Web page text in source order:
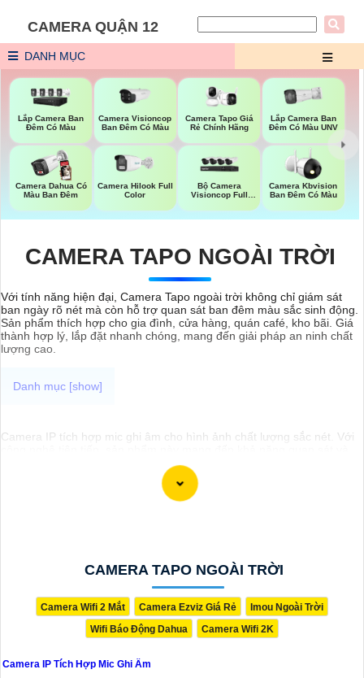
CAMERA QUẬN 12
DANH MỤC
Lắp Camera Ban
Đêm Có Màu
Camera Visioncop
Ban Đêm Có Màu
Camera Tapo Giá
Rẻ Chính Hãng
Lắp Camera Ban
Đêm Có Màu UNV
Camera Dahua Có
Màu Ban Đêm
Camera Hilook Full
Color
Bộ Camera
Visioncop Full
Camera Kbvision
Ban Đêm Có Màu
CAMERA TAPO NGOÀI TRỜI
Với tính năng hiện đại, Camera Tapo ngoài trời không chỉ giám sát
ban ngày rõ nét mà còn hỗ trợ quan sát ban đêm màu sắc sinh động.
Sản phẩm thích hợp cho gia đình, cửa hàng, quán café, kho bãi. Giá
thành hợp lý, lắp đặt nhanh chóng, mang đến giải pháp an ninh chất
lượng cao.
Camera IP tích hợp mic ghi âm cho hình ảnh chất lượng sắc nét. Với
nghe rõ ràng mọi hoạt động xung quanh. Cảm biến chất lượng cao
giúp tái tạo màu sắc chính xác, đồng thời mic ghi âm tích hợp cho
phép người dùng thấu hiểu từng chi tiết với âm thanh sống động. Sự
kết hợp hoàn hảo giữa hình ảnh và âm thanh không chỉ nâng cao trải
CAMERA TAPO NGOÀI TRỜI
Camera Wifi 2 Mắt Camera Ezviz Giá Rẻ
Imou Ngoài Trời
Wifi Báo Động Dahua
Camera Wifi 2K
Camera IP Tích Hợp Mic Ghi Âm